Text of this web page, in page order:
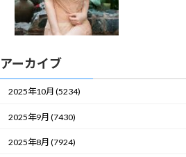
アーカイブ
2025年10月 (5234)
2025年9月 (7430)
2025年8月 (7924)